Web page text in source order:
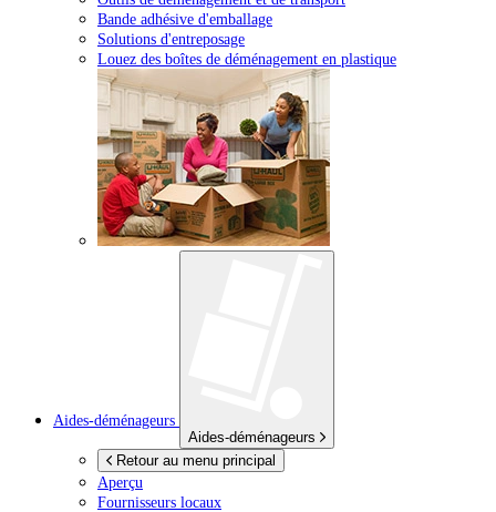
Bande adhésive d'emballage
Solutions d'entreposage
Louez des boîtes de déménagement en plastique
Aides-déménageurs
Aides-déménageurs
Retour au menu principal
Aperçu
Fournisseurs locaux